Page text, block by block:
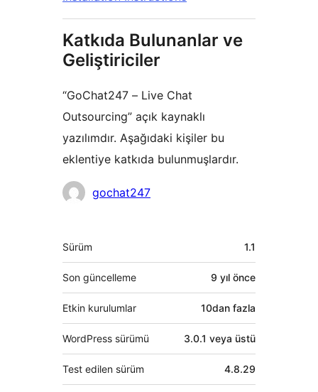
Katkıda Bulunanlar ve
Geliştiriciler
“GoChat247 – Live Chat
Outsourcing” açık kaynaklı
yazılımdır. Aşağıdaki kişiler bu
eklentiye katkıda bulunmuşlardır.
Katkıdagochat247
Meta
Sürüm 1.1
Son güncelleme 9 yıl önce
Etkin kurulumlar 10dan fazla
WordPress sürümü 3.0.1 veya üstü
Test edilen sürüm 4.8.29